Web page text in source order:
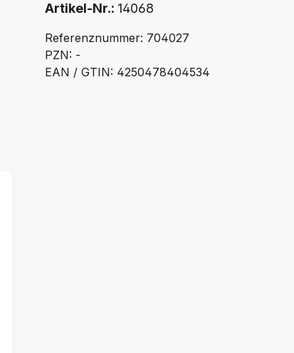
Artikel-Nr.: 14068
Referenznummer: 704027
PZN: -
EAN / GTIN: 4250478404534